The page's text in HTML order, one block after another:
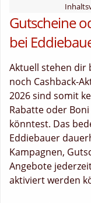
Gutscheine
bei
Aktuell stehen dir
noch Cashback-
2026 sind somit
Rabatte oder
könntest. Das
Eddiebauer
Kampagnen,
Angebote
aktiviert werden